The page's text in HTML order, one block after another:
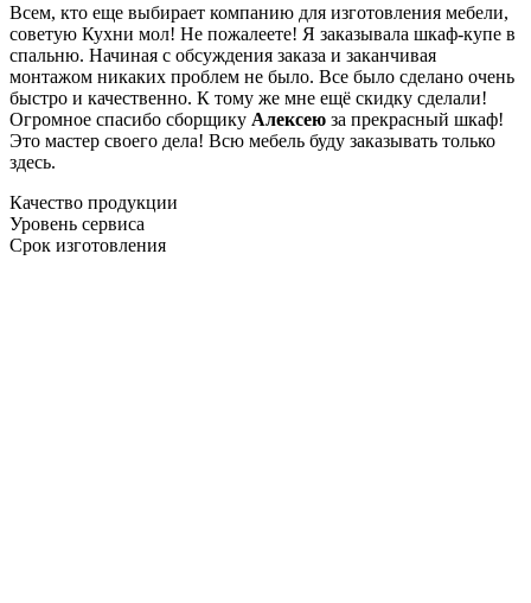
Всем, кто еще выбирает компанию для изготовления мебели,
советую Кухни мол! Не пожалеете! Я заказывала шкаф-купе в
спальню. Начиная с обсуждения заказа и заканчивая
монтажом никаких проблем не было. Все было сделано очень
быстро и качественно. К тому же мне ещё скидку сделали!
Огромное спасибо сборщику Алексею за прекрасный шкаф!
Это мастер своего дела! Всю мебель буду заказывать только
здесь.
Качество продукции
Уровень сервиса
Срок изготовления